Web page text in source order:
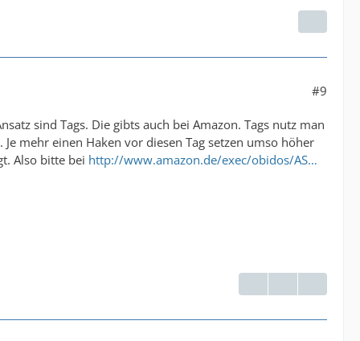
#9
sind Tags. Die gibts auch bei Amazon. Tags nutz man
mehr einen Haken vor diesen Tag setzen umso höher
Also bitte bei http://www.amazon.de/exec/obidos/AS…